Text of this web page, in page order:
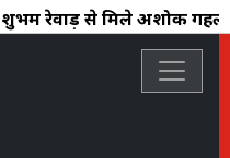
रेवाड़ से मिले अशोक